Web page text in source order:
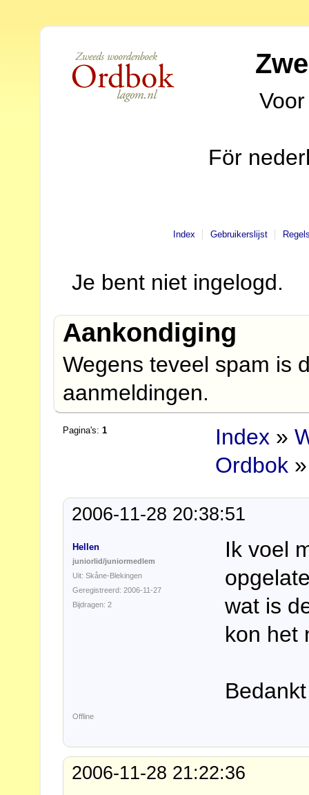
För
Index Gebruikerslijst
Je bent niet ingelogd.
Aankondiging
Wegens teveel spam is
aanmeldingen.
Pagina's:1 Index »
Ordbok
2006-11-28 20:38:51
Hellen
juniorlid/juniormedlem
Uit: Skåne-Blekingen
Geregistreerd: 2006-11-27
Bijdragen: 2
Ik voel
wat is
kon het
Offline
2006-11-28 21:22:36